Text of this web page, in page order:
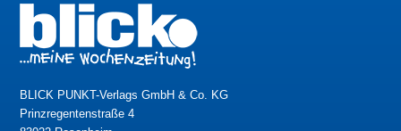
BLICK PUNKT-Verlags GmbH & Co. KG
Prinzregentenstraße 4